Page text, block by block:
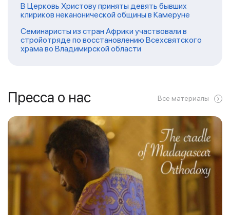
В Церковь Христову приняты девять бывших
клириков неканонической общины в Камеруне
Семинаристы из стран Африки участвовали в
стройотряде по восстановлению Всехсвятского
храма во Владимирской области
Пресса о нас Все материалы